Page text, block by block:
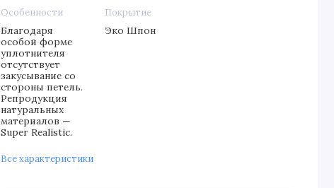
Особенности
Благодаря
особой форме
уплотнителя
отсутствует
закусывание со
стороны петель.
Репродукция
натуральных
материалов —
Super Realistic.
Покрытие
Эко Шпон
Все характеристики